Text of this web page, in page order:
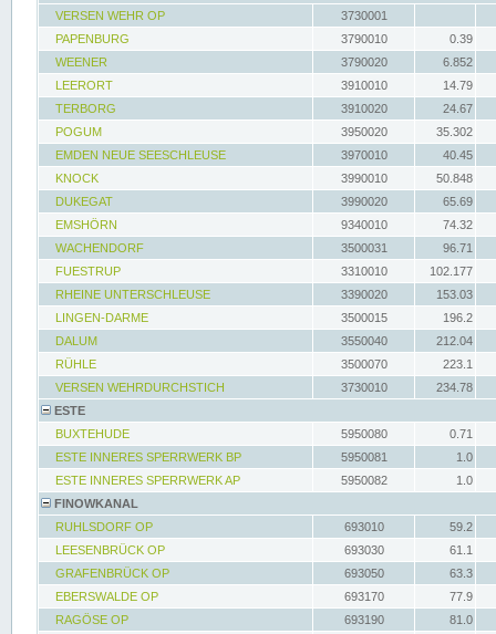
VERSEN WEHR OP
3730001
PAPENBURG
3790010
0.39
WEENER
3790020
6.852
LEERORT
3910010
14.79
TERBORG
3910020
24.67
POGUM
3950020
35.302
EMDEN NEUE SEESCHLEUSE
3970010
40.45
KNOCK
3990010
50.848
DUKEGAT
3990020
65.69
EMSHÖRN
9340010
74.32
WACHENDORF
3500031
96.71
FUESTRUP
3310010
102.177
RHEINE UNTERSCHLEUSE
3390020
153.03
LINGEN-DARME
3500015
196.2
DALUM
3550040
212.04
RÜHLE
3500070
223.1
VERSEN WEHRDURCHSTICH
3730010
234.78
ESTE
BUXTEHUDE
5950080
0.71
ESTE INNERES SPERRWERK BP
5950081
1.0
ESTE INNERES SPERRWERK AP
5950082
1.0
FINOWKANAL
RUHLSDORF OP
693010
59.2
LEESENBRÜCK OP
693030
61.1
GRAFENBRÜCK OP
693050
63.3
EBERSWALDE OP
693170
77.9
RAGÖSE OP
693190
81.0